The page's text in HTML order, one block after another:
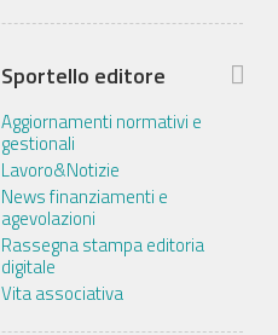
Sportello editore
Aggiornamenti normativi e
gestionali
Lavoro&Notizie
News finanziamenti e
agevolazioni
Rassegna stampa editoria
digitale
Vita associativa